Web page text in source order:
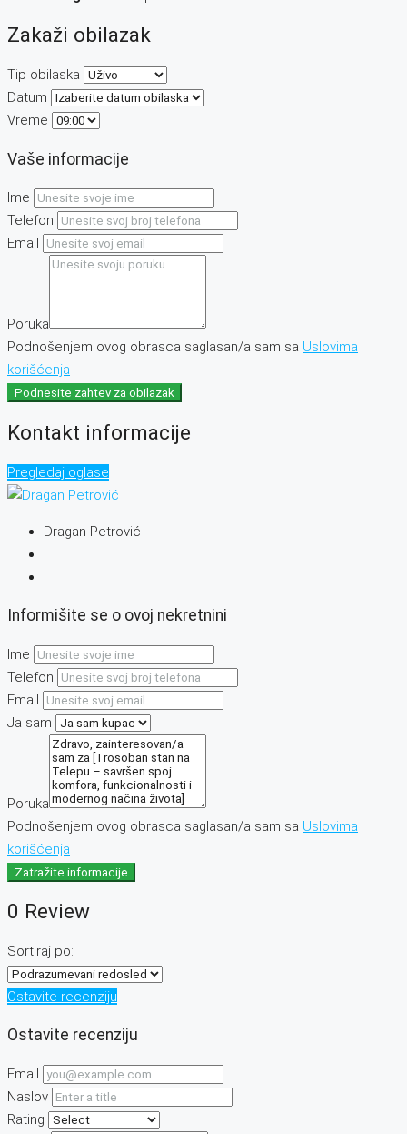
Zakaži obilazak
Tip obilaska
Datum
Vreme
Vaše informacije
Ime
Telefon
Email
Poruka
Podnošenjem ovog obrasca saglasan/a sam sa Uslovima
korišćenja
Podnesite zahtev za obilazak
Kontakt informacije
Pregledaj oglase
Dragan Petrović
Informišite se o ovoj nekretnini
Ime
Telefon
Email
Ja sam
Poruka
Podnošenjem ovog obrasca saglasan/a sam sa Uslovima
korišćenja
Zatražite informacije
0 Review
Sortiraj po:
Ostavite recenziju
Ostavite recenziju
Email
Naslov
Rating